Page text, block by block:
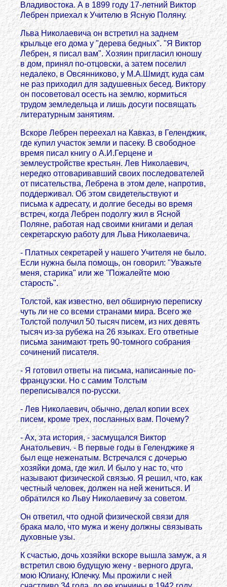
Владивостока. А в 1899 году 17-летний Виктoр
Лебрен приехал к Учителю в Ясную Поляну.
Льва Николаевича он встретил на заднем
крыльце его дома у "дерева бедных". "Я Виктoр
Лебрен, я писал вам". Хозяин пригласил юношу
в дом, принял по-отцовски, а затем поселил
недалеко, в Овсянниково, у М.А.Шмидт, куда сам
не раз приходил для задушевных бесед. Виктoру
он посоветовал осесть на землю, кормиться
трудом земледельца и лишь досуги посвящать
литературным занятиям.
Вскоре Лебрен переехал на Кавказ, в Геленджик,
где купил участок земли и пасеку. В свободное
время писал книгу о А.И.Герцене и
землеустройстве крестьян. Лев Николаевич,
нередко отговаривавший своих последователей
от писательства, Лебрена в этом деле, напротив,
поддерживал. Об этом свидетельствуют и
письма к адресату, и долгие беседы во время
встреч, когда Лебрен подолгу жил в Ясной
Поляне, работая над своими книгами и делая
секретарскую работу для Льва Николаевича.
- Платных секретарей у нашего Учителя не было.
Если нужна была помощь, он говорил: "Уважьте
меня, старика" или же "Пожалейте мою
старость".
Толстой, как известно, вел обширную переписку
чуть ли не со всеми странами мира. Всего же
Толстой получил 50 тысяч писем, из них девять
тысяч из-за рубежа на 26 языках. Его ответные
письма занимают треть 90-томного собрания
сочинений писателя.
- Я готовил ответы на письма, написанные по-
французски. Но с самим Толстым
переписывался по-русски.
- Лев Николаевич, обычно, делал копии всех
писем, кроме трех, посланных вам. Почему?
- Ах, эта история, - засмущался Виктор
Анатольевич. - В первые годы в Геленджике я
был еще неженатым. Встречался с дочерью
хозяйки дома, где жил. И было у нас то, что
называют физической связью. Я решил, что, как
честный человек, должен на ней жениться. И
обратился ко Льву Николаевичу за советом.
Он ответил, что одной физической связи для
брака мало, что мужа и жену должны связывать
духовные узы.
К счастью, дочь хозяйки вскоре вышла замуж, а я
встретил свою будущую жену - верного друга,
мою Юлиану, Юлечку. Мы прожили с ней